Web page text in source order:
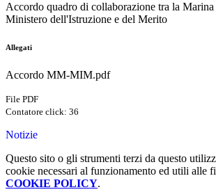
Accordo quadro di collaborazione tra la
Ministero dell'Istruzione e del Merito
Allegati
Accordo MM-MIM.pdf
File PDF
Contatore click: 36
Notizie
Questo sito o gli strumenti terzi da questo
cookie necessari al funzionamento ed utili alle
COOKIE POLICY.